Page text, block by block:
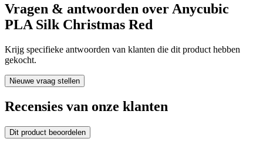
Vragen & antwoorden over Anycubic
PLA Silk Christmas Red
Krijg specifieke antwoorden van klanten die dit product hebben
gekocht.
Nieuwe vraag stellen
Recensies van onze klanten
Dit product beoordelen